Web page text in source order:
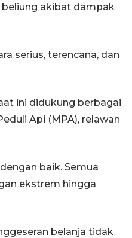
beliung akibat dampak
serius, terencana, dan
ini didukung berbagai
Api (MPA), relawan
baik. Semua
ekstrem hingga
belanja tidak